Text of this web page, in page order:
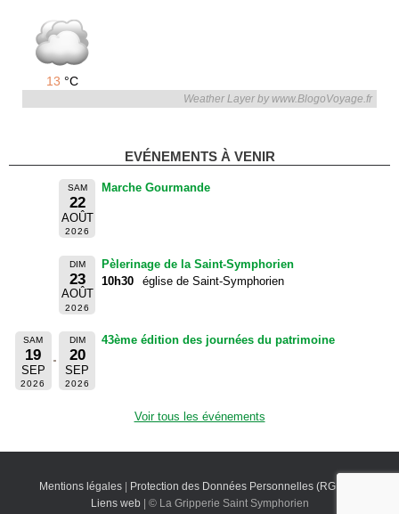
13 °C
Weather Layer by www.BlogoVoyage.fr
EVÉNEMENTS À VENIR
SAM
22
AOÛT
2026
Marche Gourmande
DIM
23
AOÛT
2026
Pèlerinage de la Saint-Symphorien
10h30
église de Saint-Symphorien
SAM
19
SEP
2026
DIM
20
SEP
2026
43ème édition des journées du patrimoine
Voir tous les événements
Mentions légales | Protection des Données Personnelles (RGPD)
Liens web| © La Gripperie Saint Symphorien